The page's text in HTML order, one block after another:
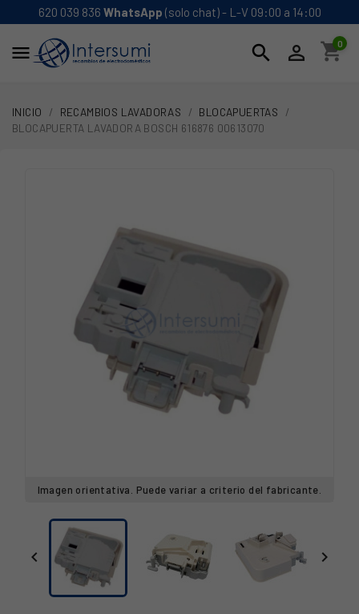
620 039 836 WhatsApp (solo chat) - L-V 09:00 a 14:00
 search  shopping_cart
0
INICIO RECAMBIOS LAVADORAS
BLOCAPUERTAS
BLOCAPUERTA LAVADORA BOSCH 616876 00613070
Imagen orientativa. Puede variar a criterio del fabricante.
 